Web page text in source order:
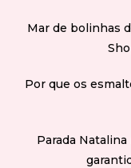
Mar de bolinhas
Por que os
Parada